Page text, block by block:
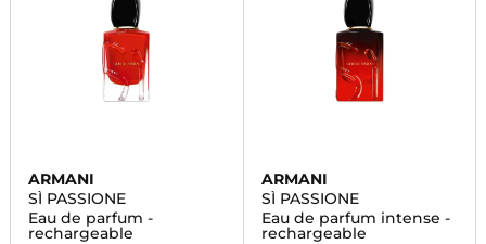
ARMANI
SÌ PASSIONE
Eau de parfum -
rechargeable
ARMANI
SÌ PASSIONE
Eau de parfum intense -
rechargeable